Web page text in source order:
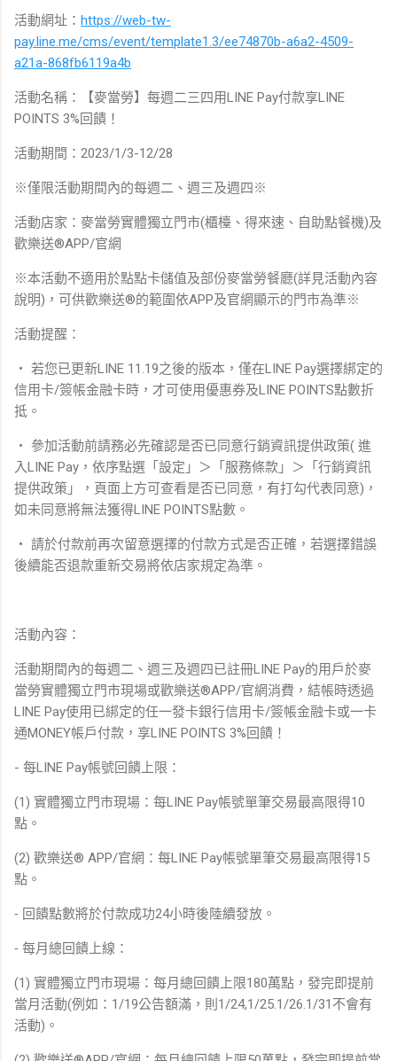
活動網址： https://web-tw-
pay.line.me/cms/event/template1.3/ee74870b-a6a2-4509-
a21a-868fb6119a4b
活動名稱：【麥當勞】每週二三四用LINE Pay付款享LINE
POINTS 3%回饋！
活動期間：2023/1/3-12/28
※僅限活動期間內的每週二、週三及週四※
活動店家：麥當勞實體獨立門市(櫃檯、得來速、自助點餐機)及
歡樂送®APP/官網
※本活動不適用於點點卡儲值及部份麥當勞餐廳(詳見活動內容
說明)，可供歡樂送®的範圍依APP及官網顯示的門市為準※ ​
活動提醒：
‧ 若您已更新LINE 11.19之後的版本，僅在LINE Pay選擇綁定的
信用卡/簽帳金融卡時，才可使用優惠券及LINE POINTS點數折
抵。
‧ 參加活動前請務必先確認是否已同意行銷資訊提供政策( 進
入LINE Pay，依序點選「設定」＞「服務條款」＞「行銷資訊
提供政策」，頁面上方可查看是否已同意，有打勾代表同意)，
如未同意將無法獲得LINE POINTS點數。
‧ 請於付款前再次留意選擇的付款方式是否正確，若選擇錯誤
後續能否退款重新交易將依店家規定為準。
活動內容：
活動期間內的每週二、週三及週四已註冊LINE Pay的用戶於麥
當勞實體獨立門市現場或歡樂送®APP/官網消費，結帳時透過
LINE Pay使用已綁定的任一發卡銀行信用卡/簽帳金融卡或一卡
通MONEY帳戶付款，享LINE POINTS 3%回饋！
- 每LINE Pay帳號回饋上限：
(1) 實體獨立門市現場：每LINE Pay帳號單筆交易最高限得10
點。
(2) 歡樂送® APP/官網：每LINE Pay帳號單筆交易最高限得15
點。
⁃ 回饋點數將於付款成功24小時後陸續發放。
⁃ 每月總回饋上線：
(1) 實體獨立門市現場：每月總回饋上限180萬點，發完即提前
當月活動(例如：1/19公告額滿，則1/24,1/25.1/26.1/31不會有
活動)。